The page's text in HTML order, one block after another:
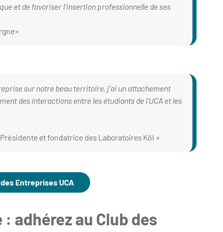
et de favoriser l'insertion professionnelle de ses
sur notre beau territoire, j'ai un attachement
des interactions entre les étudiants de l'UCA et les
et fondatrice des Laboratoires Kôl
Entreprises UCA
adhérez au Club des